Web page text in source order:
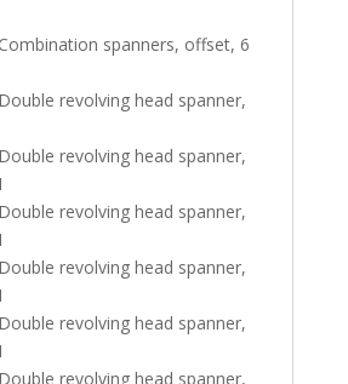
spanners, offset, 6
revolving head spanner,
revolving head spanner,
revolving head spanner,
revolving head spanner,
revolving head spanner,
revolving head spanner,